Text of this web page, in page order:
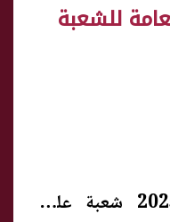
للشعبة
درجات الثانوية العامة 2025 شعبة علمي